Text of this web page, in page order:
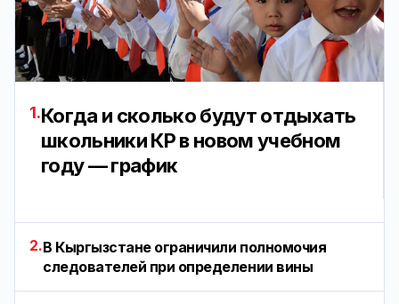
1.Когда и сколько будут отдыхать
школьники КР в новом учебном
году — график
2.В Кыргызстане ограничили полномочия
следователей при определении вины